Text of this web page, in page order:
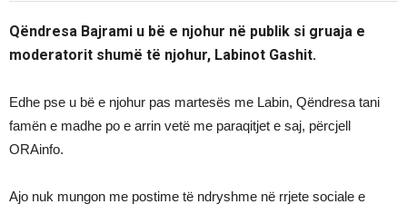
Qëndresa Bajrami u bë e njohur në publik si gruaja e
moderatorit shumë të njohur, Labinot Gashit.
Edhe pse u bë e njohur pas martesës me Labin, Qëndresa tani
famën e madhe po e arrin vetë me paraqitjet e saj, përcjell
ORAinfo.
Ajo nuk mungon me postime të ndryshme në rrjete sociale e